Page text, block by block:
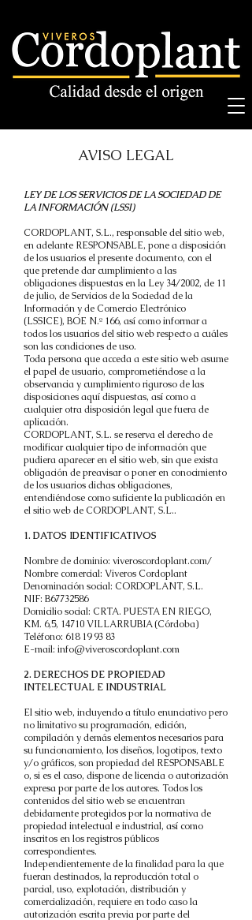
AVISO LEGAL
LEY DE LOS SERVICIOS DE LA SOCIEDAD DE
LA INFORMACIÓN (LSSI)
CORDOPLANT, S.L., responsable del sitio web,
en adelante RESPONSABLE, pone a disposición
de los usuarios el presente documento, con el
que pretende dar cumplimiento a las
obligaciones dispuestas en la Ley 34/2002, de 11
de julio, de Servicios de la Sociedad de la
Información y de Comercio Electrónico
(LSSICE), BOE N.º 166, así como informar a
todos los usuarios del sitio web respecto a cuáles
son las condiciones de uso.
Toda persona que acceda a este sitio web asume
el papel de usuario, comprometiéndose a la
observancia y cumplimiento riguroso de las
disposiciones aquí dispuestas, así como a
cualquier otra disposición legal que fuera de
aplicación.
CORDOPLANT, S.L. se reserva el derecho de
modificar cualquier tipo de información que
pudiera aparecer en el sitio web, sin que exista
obligación de preavisar o poner en conocimiento
de los usuarios dichas obligaciones,
entendiéndose como suficiente la publicación en
el sitio web de CORDOPLANT, S.L..
1. DATOS IDENTIFICATIVOS
​Nombre de dominio: viveroscordoplant.com/
Nombre comercial: Viveros Cordoplant
Denominación social: CORDOPLANT, S.L.
NIF: B67732586
Domicilio social: CRTA. PUESTA EN RIEGO,
KM. 6,5, 14710 VILLARRUBIA (Córdoba)
Teléfono: 618 19 93 83
E-mail: info@viveroscordoplant.com
2. DERECHOS DE PROPIEDAD
INTELECTUAL E INDUSTRIAL
El sitio web, incluyendo a título enunciativo pero
no limitativo su programación, edición,
compilación y demás elementos necesarios para
su funcionamiento, los diseños, logotipos, texto
y/o gráficos, son propiedad del RESPONSABLE
o, si es el caso, dispone de licencia o autorización
expresa por parte de los autores. Todos los
contenidos del sitio web se encuentran
debidamente protegidos por la normativa de
propiedad intelectual e industrial, así como
inscritos en los registros públicos
correspondientes.
Independientemente de la finalidad para la que
fueran destinados, la reproducción total o
parcial, uso, explotación, distribución y
comercialización, requiere en todo caso la
autorización escrita previa por parte del